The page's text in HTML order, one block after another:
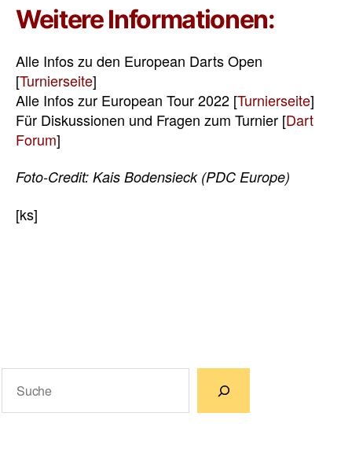
Weitere Informationen:
Alle Infos zu den European Darts Open
[Turnierseite]
Alle Infos zur European Tour 2022 [Turnierseite]
Für Diskussionen und Fragen zum Turnier [Dart
Forum]
Foto-Credit: Kais Bodensieck (PDC Europe)
[ks]